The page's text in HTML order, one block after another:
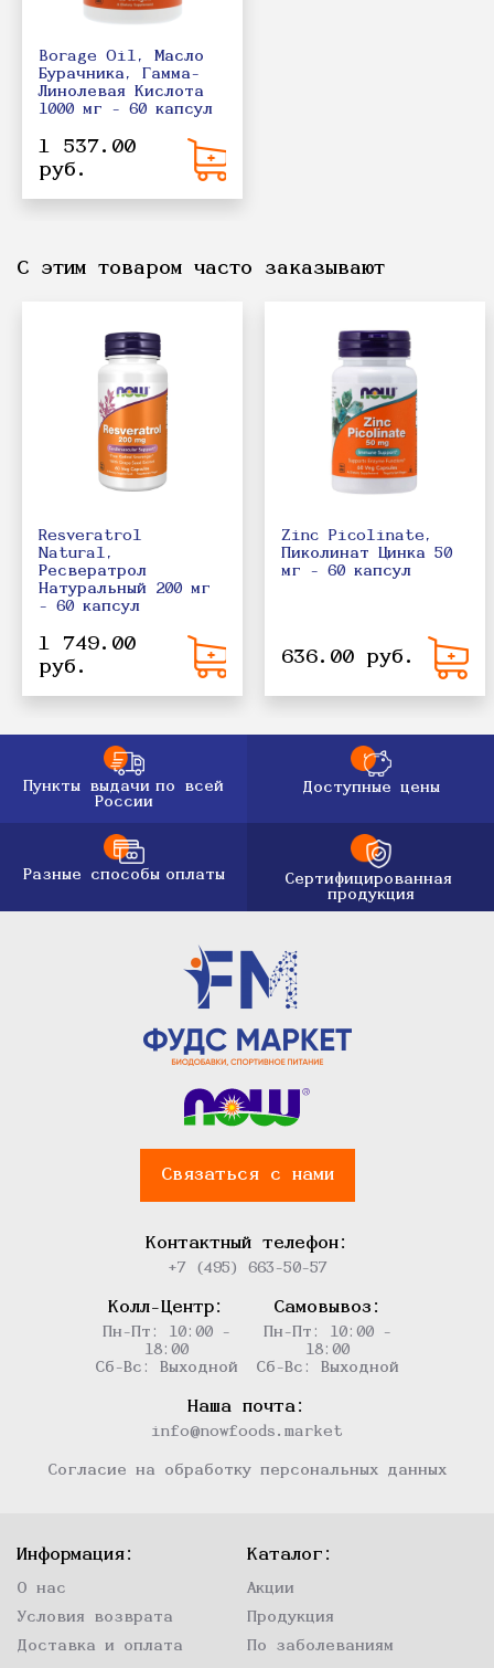
Borage Oil, Масло
Бурачника, Гамма-
Линолевая Кислота
1000 мг - 60 капсул
1 537.00
руб.
С этим товаром часто заказывают
Resveratrol
Natural,
Ресвератрол
Натуральный 200 мг
- 60 капсул
1 749.00
руб.
Zinc Picolinate,
Пиколинат Цинка 50
мг - 60 капсул
636.00 руб.
Пункты выдачи по всей
России
Доступные цены
Разные способы оплаты
Сертифицированная
продукция
Связаться с нами
Контактный телефон:
+7 (495) 663-50-57
Колл-Центр:
Пн-Пт: 10:00 -
18:00
Сб-Вс: Выходной
Самовывоз:
Пн-Пт: 10:00 -
18:00
Сб-Вс: Выходной
Наша почта:
info@nowfoods.market
Согласие на обработку персональных данных
Информация:
О нас
Условия возврата
Доставка и оплата
Каталог:
Акции
Продукция
По заболеваниям